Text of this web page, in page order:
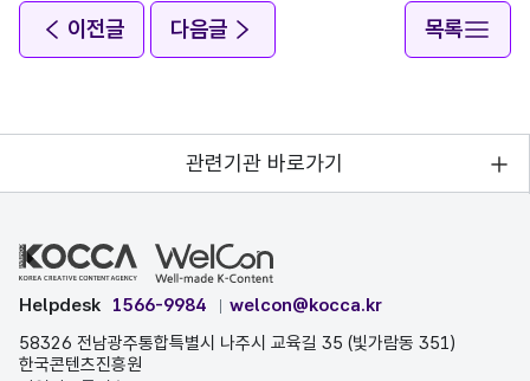
이전글 다음글 목록
관련기관 바로가기
Helpdesk 1566-9984
welcon@kocca.kr
58326 전남광주통합특별시 나주시 교육길 35 (빛가람동 351)
한국콘텐츠진흥원